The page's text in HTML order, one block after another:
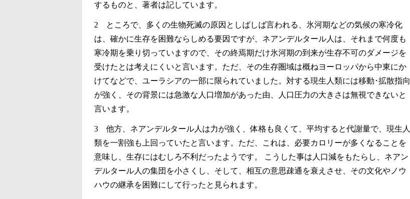
するものと、著者は記しています。
2 ところで、多くの生物死滅の原因としばしば言われる、氷河期などの気候の寒冷化
は、確かに生存を困難ならしめる要因ですが、ネアンデルタール人は、それまで何度も
寒冷期を乗り切っていますので、その終焉期だけ氷河期の到来が生存不可のダメージを
受けたとは考えにくいと言います。ただ、その生存圏域は概ねヨーロッパから中東にか
けてなどで、ユーラシアの一部に限られていました。対する現生人類には移動･拡散指向
が強く、その背景には急激な人口増加があった由、人口圧力の大きさは無視できないと
言います。
3 他方、ネアンデルタール人は力が強く、体格も良くて、平均すると代謝量で、現生人
類を一割強も上回っていたと言います。ただ、これは、必要カロリーが多くなることを
意味し、生存にはむしろ不利だったようです。 こうした事は人口減をもたらし、ネアン
デルタール人の集団を小さくし、そして、相互の意思疎通を衰えさせ、その文化やノウ
ハウの継承を困難にして行ったと見られます。